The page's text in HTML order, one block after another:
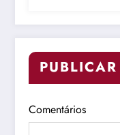
Comentários